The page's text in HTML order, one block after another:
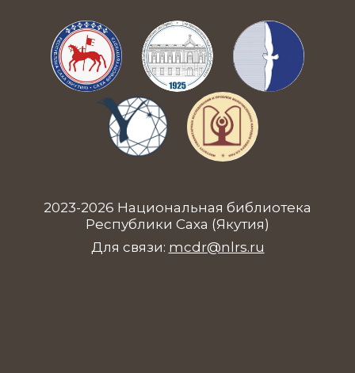
2023-2026 Национальная библиотека
Республики Саха (Якутия)
Для связи: mcdr@nlrs.ru